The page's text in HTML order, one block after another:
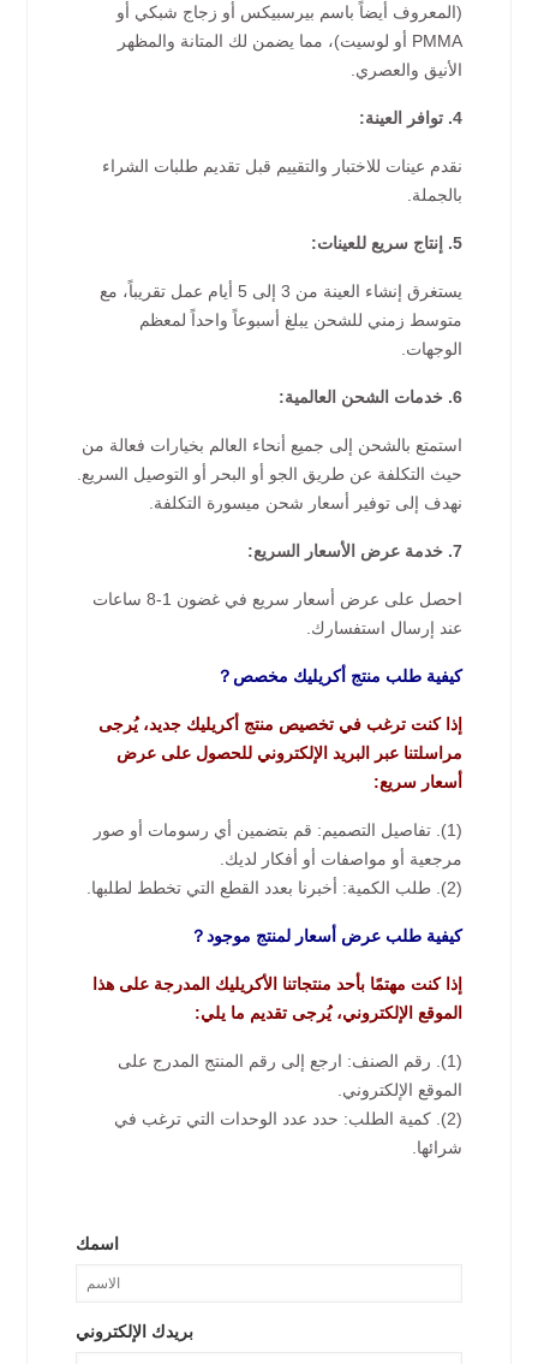
(المعروف أيضاً باسم بيرسبيكس أو زجاج شبكي أو
PMMA أو لوسيت)، مما يضمن لك المتانة والمظهر
الأنيق والعصري.
4. توافر العينة:
نقدم عينات للاختبار والتقييم قبل تقديم طلبات الشراء
بالجملة.
5. إنتاج سريع للعينات:
يستغرق إنشاء العينة من 3 إلى 5 أيام عمل تقريباً، مع
متوسط زمني للشحن يبلغ أسبوعاً واحداً لمعظم
الوجهات.
6. خدمات الشحن العالمية:
استمتع بالشحن إلى جميع أنحاء العالم بخيارات فعالة من
حيث التكلفة عن طريق الجو أو البحر أو التوصيل السريع.
نهدف إلى توفير أسعار شحن ميسورة التكلفة.
7. خدمة عرض الأسعار السريع:
احصل على عرض أسعار سريع في غضون 1-8 ساعات
عند إرسال استفسارك.
كيفية طلب منتج أكريليك مخصص？
إذا كنت ترغب في تخصيص منتج أكريليك جديد، يُرجى
مراسلتنا عبر البريد الإلكتروني للحصول على عرض
أسعار سريع:
(1). تفاصيل التصميم: قم بتضمين أي رسومات أو صور
مرجعية أو مواصفات أو أفكار لديك.
(2). طلب الكمية: أخبرنا بعدد القطع التي تخطط لطلبها.
كيفية طلب عرض أسعار لمنتج موجود？
إذا كنت مهتمًا بأحد منتجاتنا الأكريليك المدرجة على هذا
الموقع الإلكتروني، يُرجى تقديم ما يلي:
(1). رقم الصنف: ارجع إلى رقم المنتج المدرج على
الموقع الإلكتروني.
(2). كمية الطلب: حدد عدد الوحدات التي ترغب في
شرائها.
اسمك
بريدك الإلكتروني